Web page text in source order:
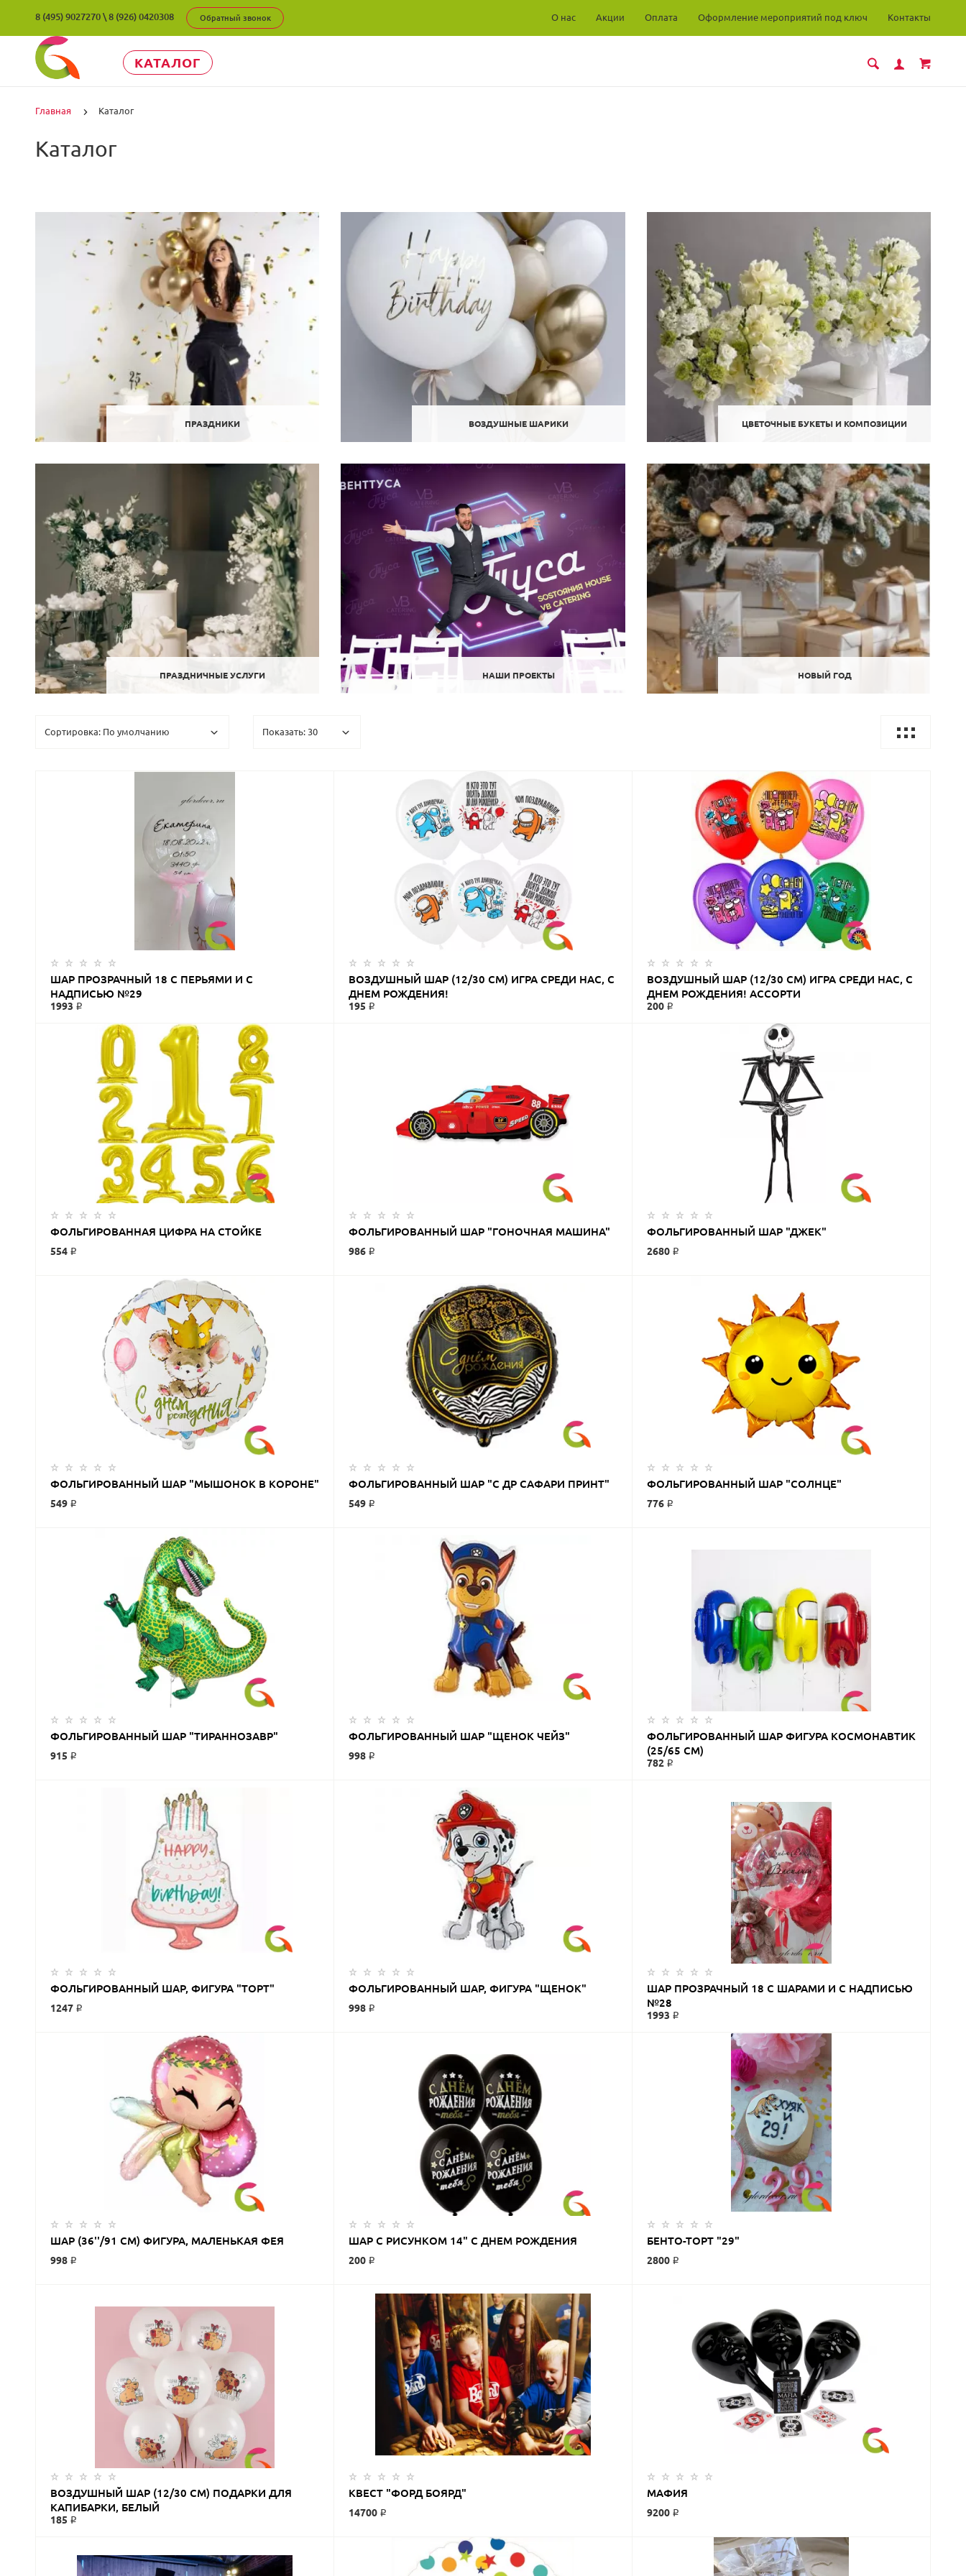
8 (495) 9027270 \ 8 (926) 0420308 Обратный звонок О нас Акции Оплата Оформление мероприятий под ключ Контакты
КАТАЛОГ
Главная Каталог
Каталог
ПРАЗДНИКИ ВОЗДУШНЫЕ ШАРИКИ ЦВЕТОЧНЫЕ БУКЕТЫ И КОМПОЗИЦИИ
ПРАЗДНИЧНЫЕ УСЛУГИ НАШИ ПРОЕКТЫ НОВЫЙ ГОД
ШАР ПРОЗРАЧНЫЙ 18 С ПЕРЬЯМИ И С
НАДПИСЬЮ №29
1993 ₽
ВОЗДУШНЫЙ ШАР (12/30 СМ) ИГРА СРЕДИ НАС, С
ДНЕМ РОЖДЕНИЯ!
195 ₽
ВОЗДУШНЫЙ ШАР (12/30 СМ) ИГРА СРЕДИ НАС, С
ДНЕМ РОЖДЕНИЯ! АССОРТИ
200 ₽
ФОЛЬГИРОВАННАЯ ЦИФРА НА СТОЙКЕ
554 ₽
ФОЛЬГИРОВАННЫЙ ШАР "ГОНОЧНАЯ МАШИНА"
986 ₽
ФОЛЬГИРОВАННЫЙ ШАР "ДЖЕК"
2680 ₽
ФОЛЬГИРОВАННЫЙ ШАР "МЫШОНОК В КОРОНЕ"
549 ₽
ФОЛЬГИРОВАННЫЙ ШАР "С ДР САФАРИ ПРИНТ"
549 ₽
ФОЛЬГИРОВАННЫЙ ШАР "СОЛНЦЕ"
776 ₽
ФОЛЬГИРОВАННЫЙ ШАР "ТИРАННОЗАВР"
915 ₽
ФОЛЬГИРОВАННЫЙ ШАР "ЩЕНОК ЧЕЙЗ"
998 ₽
ФОЛЬГИРОВАННЫЙ ШАР ФИГУРА КОСМОНАВТИК
(25/65 СМ)
782 ₽
ЗАКАЗАТЬ
ФОЛЬГИРОВАННЫЙ ШАР, ФИГУРА "ТОРТ"
1247 ₽
ФОЛЬГИРОВАННЫЙ ШАР, ФИГУРА "ЩЕНОК"
998 ₽
ШАР ПРОЗРАЧНЫЙ 18 С ШАРАМИ И С НАДПИСЬЮ
№28
1993 ₽
ЗАКАЗАТЬ
ШАР (36''/91 СМ) ФИГУРА, МАЛЕНЬКАЯ ФЕЯ
998 ₽
ШАР С РИСУНКОМ 14" С ДНЕМ РОЖДЕНИЯ
200 ₽
ЗАКАЗАТЬ БЕНТО-ТОРТ "29"
2800 ₽
ВОЗДУШНЫЙ ШАР (12/30 СМ) ПОДАРКИ ДЛЯ
КАПИБАРКИ, БЕЛЫЙ
185 ₽
ЗАКАЗАТЬ КВЕСТ "ФОРД БОЯРД"
14700 ₽
МАФИЯ
9200 ₽